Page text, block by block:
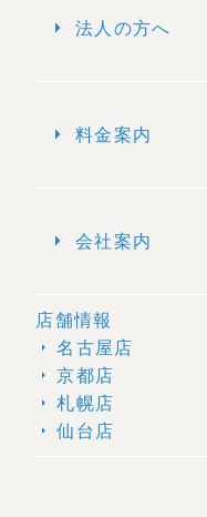
arrow_right 法人の方へ
arrow_right 料金案内
arrow_right 会社案内
店舗情報
arrow_right 名古屋店
arrow_right 京都店
arrow_right 札幌店
arrow_right 仙台店